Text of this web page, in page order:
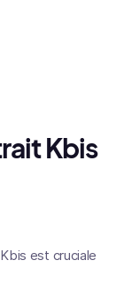
Kbis
est cruciale